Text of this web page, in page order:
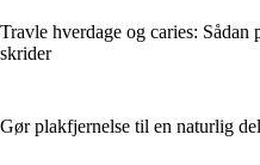
Travle hverdage og caries: Sådan
skrider
Gør plakfjernelse til en naturlig